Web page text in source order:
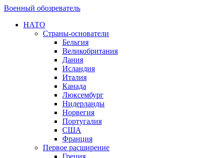
Военный обозреватель
НАТО
Страны-основатели
Бельгия
Великобритания
Дания
Исландия
Италия
Канада
Люксембург
Нидерланды
Норвегия
Португалия
США
Франция
Первое расширение
Греция